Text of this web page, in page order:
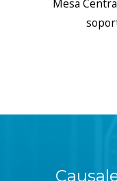
Mesa